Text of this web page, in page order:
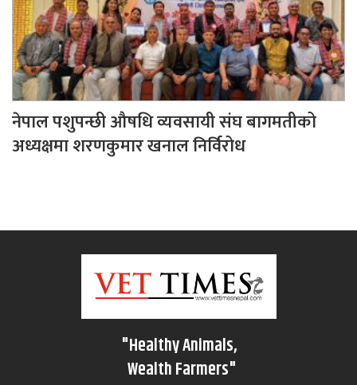
नेपाल पशुपन्छी औषधि व्यवसायी संघ बागमतीको
अध्यक्षमा शरणकुमार खनाल निर्विरोध
"Healthy Animals,
Wealth Farmers"